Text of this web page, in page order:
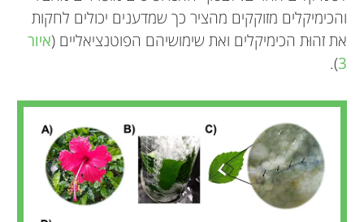
והכימיקלים מזוקקים מהציר כך שמדענים יכולים לחקות
את זהוּת הכימיקלים ואת שימושיהם הפוטנציאליים (איור
3
).